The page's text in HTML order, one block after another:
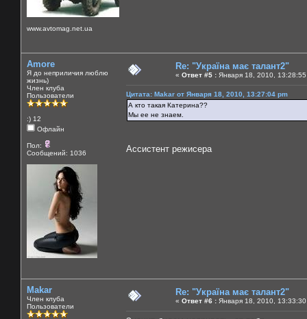
www.avtomag.net.ua
Amore
Я до неприличия люблю
жизнь)
Член клуба
Пользователи
:) 12
Офлайн
Пол:
Сообщений: 1036
Re: "Україна має талант2"
« Ответ #5 : Января 18, 2010,
Цитата: Makar от Января 18, 2010, 13:27:04 pm
А кто такая Катерина??
Мы ее не знаем.
Ассистент режисера
Makar
Член клуба
Пользователи
Re: "Україна має талант2"
« Ответ #6 : Января 18, 2010,